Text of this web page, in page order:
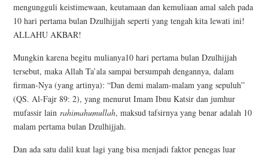
mengungguli keistimewaan, keutamaan dan kemuliaan amal saleh pada
10 hari pertama bulan Dzulhijjah seperti yang tengah kita lewati ini!
ALLAHU AKBAR!
Mungkin karena begitu mulianya10 hari pertama bulan Dzulhijjah
tersebut, maka Allah Ta’ala sampai bersumpah dengannya, dalam
firman-Nya (yang artinya): “Dan demi malam-malam yang sepuluh”
(QS. Al-Fajr 89: 2), yang menurut Imam Ibnu Katsir dan jumhur
mufassir lain rahimahumullah, maksud tafsirnya yang benar adalah 10
malam pertama bulan Dzulhijjah.
Dan ada satu dalil kuat lagi yang bisa menjadi faktor penegas luar